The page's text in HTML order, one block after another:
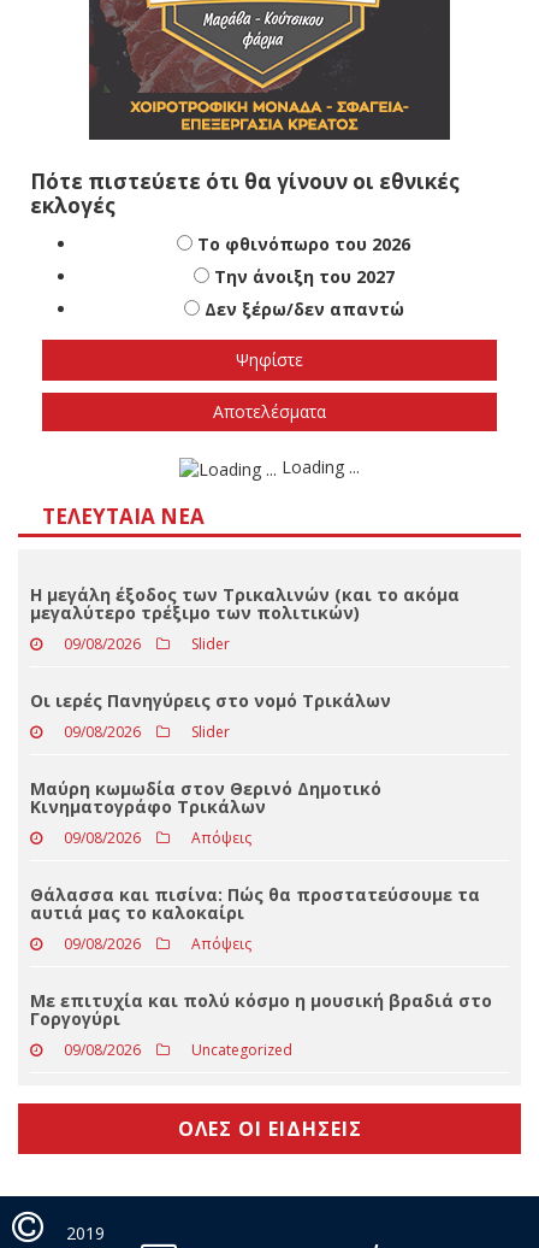
Πότε πιστεύετε ότι θα γίνουν οι εθνικές
εκλογές
Το φθινόπωρο του 2026
Την άνοιξη του 2027
Δεν ξέρω/δεν απαντώ
ΤΕΛΕΥΤΑΊΑ ΝΈΑ
Η μεγάλη έξοδος των Τρικαλινών (και το ακόμα
μεγαλύτερο τρέξιμο των πολιτικών)
Οι ιερές Πανηγύρεις στο νομό Τρικάλων
09/08/2026 Slider
Μαύρη κωμωδία στον Θερινό Δημοτικό
Κινηματογράφο Τρικάλων
09/08/2026 Απόψεις
Θάλασσα και πισίνα: Πώς θα προστατεύσουμε τα
αυτιά μας το καλοκαίρι
09/08/2026 Απόψεις
Με επιτυχία και πολύ κόσμο η μουσική βραδιά στο
09/08/2026 Uncategorized